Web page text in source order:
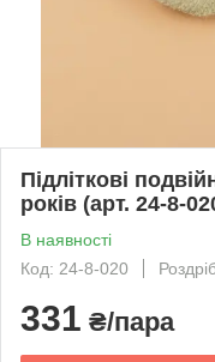
Підліткові
років (арт. 24-8-
В наявності
Код: 24-8-020
331 ₴/пара